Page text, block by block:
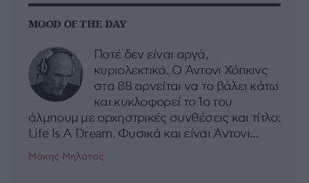
MOOD OF THE DAY
Ποτέ δεν είναι αργά,
κυριολεκτικά. Ο Άντονι Χόπκινς
στα 88 αρνείται να το βάλει κάτω
και κυκλοφορεί το 1ο του
άλμπουμ με ορχηστρικές συνθέσεις και τίτλο:
Life Is A Dream. Φυσικά και είναι Άντονι...
Μάκης Μηλάτος